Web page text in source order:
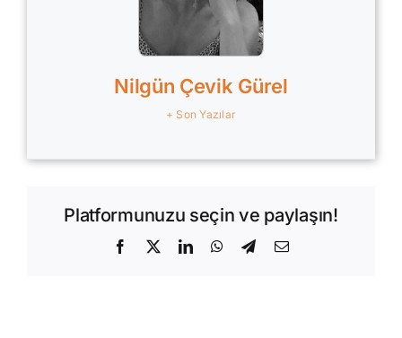
Nilgün Çevik Gürel
+ Son Yazılar
Platformunuzu seçin ve paylaşın!
Facebook
X LinkedInWhatsApp
Telegram
E-